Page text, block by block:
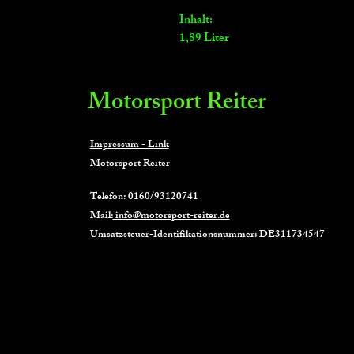
Inhalt:
1,89 Liter
Motorsport Reiter
Impressum - Link
Motorsport Reiter
Telefon: 0160/93120741
Mail:info@motorsport-reiter.de
Umsatzsteuer-Identifikationsnummer: DE311734547